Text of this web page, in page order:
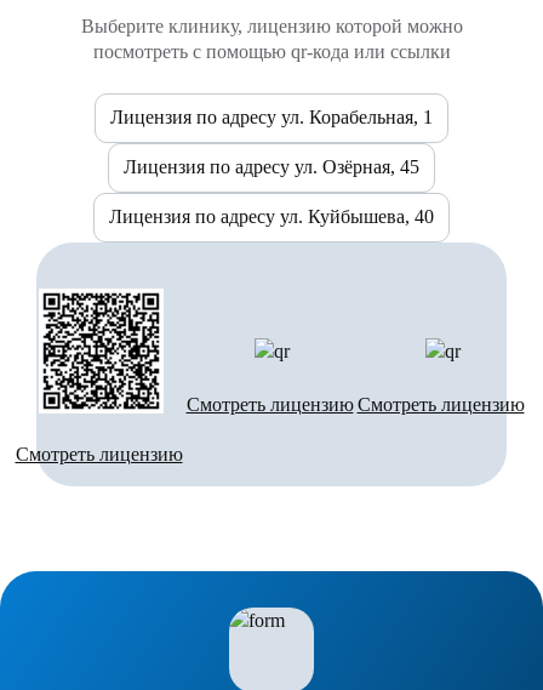
Выберите клинику, лицензию которой можно
посмотреть с помощью qr-кода или ссылки
Лицензия по адресу ул. Корабельная, 1
Лицензия по адресу ул. Озёрная, 45
Лицензия по адресу ул. Куйбышева, 40
Смотреть лицензию
Смотреть лицензию Смотреть лицензию